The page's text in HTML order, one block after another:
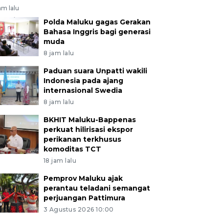
lalu
Polda Maluku gagas Gerakan
Bahasa Inggris bagi generasi
muda
8 jam lalu
Paduan suara Unpatti wakili
Indonesia pada ajang
internasional Swedia
8 jam lalu
BKHIT Maluku-Bappenas
perkuat hilirisasi ekspor
perikanan terkhusus
komoditas TCT
18 jam lalu
Pemprov Maluku ajak
perantau teladani semangat
perjuangan Pattimura
3 Agustus 2026 10:00